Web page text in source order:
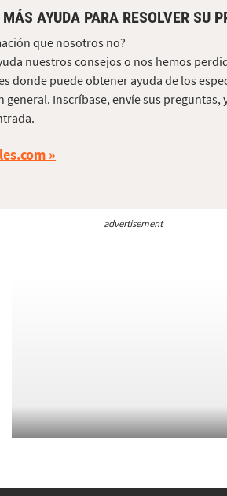
AYUDA PARA RESOLVER SU
que nosotros no?
nuestros consejos o nos hemos
donde puede obtener ayuda de los
general. Inscríbase, envíe sus
advertisement